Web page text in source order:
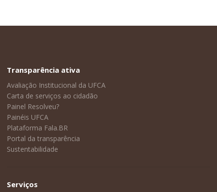
Transparência ativa
Avaliação Institucional da UFCA
Carta de serviços ao cidadão
Painel Resolveu?
Painéis UFCA
Plataforma Fala.BR
Portal da transparência
Sustentabilidade
Serviços